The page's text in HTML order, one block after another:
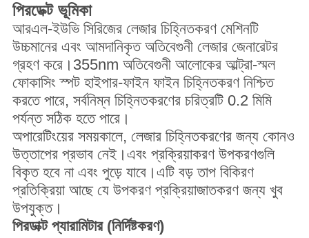
পিরডেক্ট ভূমিকা
আরএল-ইউভি সিরিজের লেজার চিহ্নিতকরণ মেশিনটি
উচ্চমানের এবং আমদানিকৃত অতিবেগুনী লেজার জেনারেটর
গ্রহণ করে।355nm অতিবেগুনী আলোকের আল্ট্রা-স্মল
ফোকাসিং স্পট হাইপার-ফাইন ফাইন চিহ্নিতকরণ নিশ্চিত
করতে পারে, সর্বনিম্ন চিহ্নিতকরণের চরিত্রটি 0.2 মিমি
পর্যন্ত সঠিক হতে পারে।
অপারেটিংয়ের সময়কালে, লেজার চিহ্নিতকরণের জন্য কোনও
উত্তাপের প্রভাব নেই।এবং প্রক্রিয়াকরণ উপকরণগুলি
বিকৃত হবে না এবং পুড়ে যাবে।এটি বড় তাপ বিকিরণ
প্রতিক্রিয়া আছে যে উপকরণ প্রক্রিয়াজাতকরণ জন্য খুব
উপযুক্ত।
পিরডাক্ট প্যারামিটার (নির্দিষ্টকরণ)